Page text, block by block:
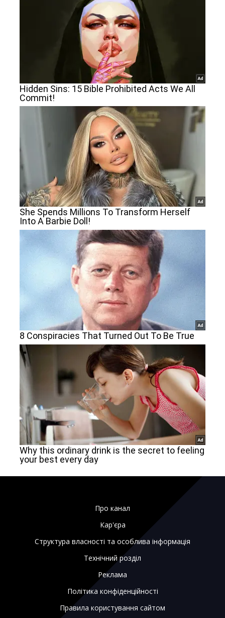
Про канал
Кар'єра
Структура власності та особлива інформація
Технічний розділ
Реклама
Політика конфіденційності
Правила користування сайтом